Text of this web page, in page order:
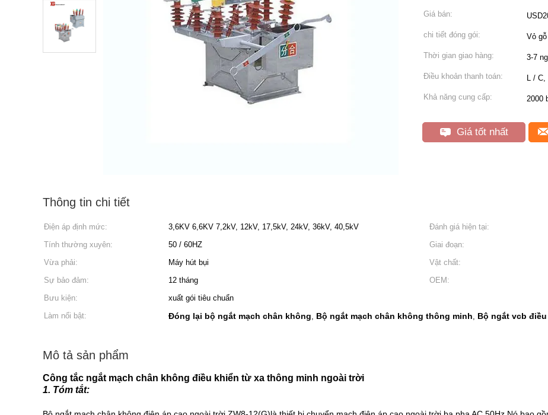
Giá bán:
chi tiết đóng gói: Vỏ gỗ
Thời gian giao hàng: 3-7
Điều khoản thanh toán: L / C,
Khả năng cung cấp: 2000
Giá tốt nhất
Thông tin chi tiết
Điện áp định mức: 3,6KV 6,6KV 7,2kV, 12kV, 17,5kV, 24kV, 36kV, 40,5kV Đánh giá hiện tại:
Tính thường xuyên:
50 / 60HZ Giai đoạn:
Vừa phải:
Máy hút bụi Vật chất:
Sự bảo đảm:
12 tháng OEM:
Bưu kiện:
xuất gói tiêu chuẩn
Làm nổi bật:
Đóng lại bộ ngắt mạch chân không, Bộ ngắt mạch chân không thông minh, Bộ ngắt vcb
Mô tả sản phẩm
Công tắc ngắt mạch chân không điều khiển từ xa thông minh ngoài trời
1. Tóm tắt: